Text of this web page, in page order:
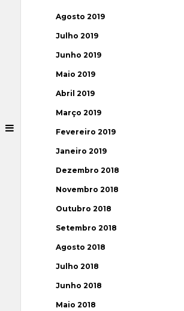
Agosto 2019
Julho 2019
Junho 2019
Maio 2019
Abril 2019
Março 2019
Fevereiro 2019
Janeiro 2019
Dezembro 2018
Novembro 2018
Outubro 2018
Setembro 2018
Agosto 2018
Julho 2018
Junho 2018
Maio 2018